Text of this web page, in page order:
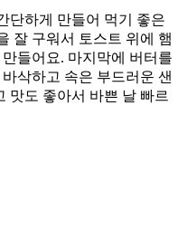
단하게 만들어 먹기 좋은
잘 구워서 토스트 위에 햄
들어요. 마지막에 버터를
삭하고 속은 부드러운 샌
맛도 좋아서 바쁜 날 빠르